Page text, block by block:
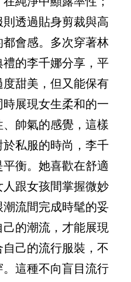
透過貼身剪裁與高
會感。多次穿著林
的李千娜分享，平
甜美，但又能保有
展現女生柔和的一
帥氣的感覺，這樣
私服的時尚，李千
衡。她喜歡在舒適
跟女孩間掌握微妙
流間完成時髦的妥
的潮流，才能展現
己的流行服裝，不
這種不向盲目流行